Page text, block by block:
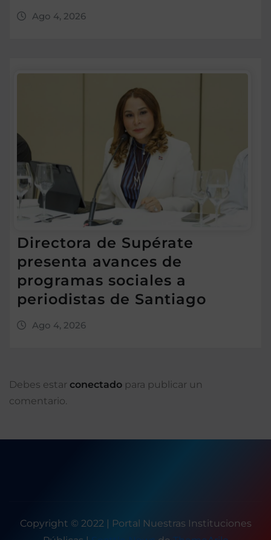
Ago 4, 2026
Directora de Supérate
presenta avances de
programas sociales a
periodistas de Santiago
Ago 4, 2026
Debes estar conectado para publicar un
comentario.
Copyright © 2022 | Portal Nuestras Instituciones